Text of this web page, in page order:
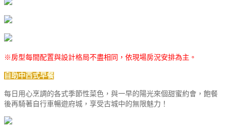
※房型每間配置與設計格局不盡相同，依現場房況安排為主。
自助中西式早餐
每日用心烹調的各式季節性菜色，與一早的陽光來個甜蜜約會，飽餐
後再騎著自行車暢遊府城，享受古城中的無限魅力！